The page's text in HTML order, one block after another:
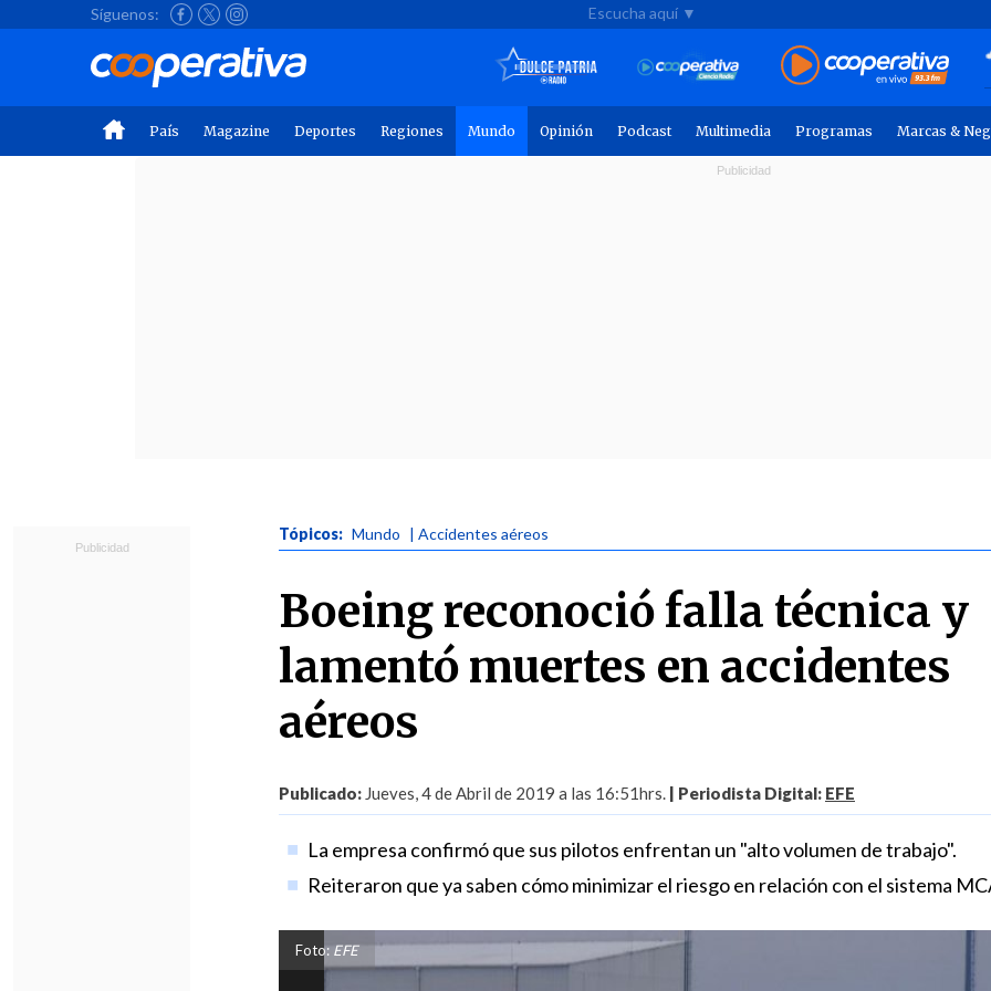
Síguenos: Escucha aquí ▼
País Magazine Deportes Regiones Mundo Opinión Podcast Multimedia Programas Marcas &
Tópicos: Mundo | Accidentes aéreos
Boeing reconoció falla técnica y
lamentó muertes en accidentes
aéreos
Publicado: Jueves, 4 de Abril de 2019 a las 16:51hrs. | Periodista Digital: EFE
La empresa confirmó que sus pilotos enfrentan un "alto volumen de trabajo".
Reiteraron que ya saben cómo minimizar el riesgo en relación con el sistema
Foto: EFE